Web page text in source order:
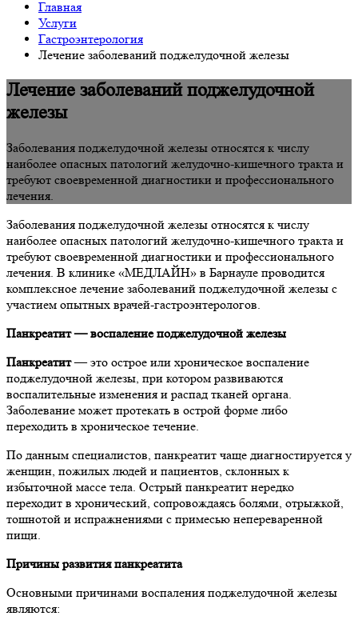
Главная
Услуги
Гастроэнтерология
Лечение заболеваний поджелудочной железы
Лечение заболеваний поджелудочной
железы
Заболевания поджелудочной железы относятся к числу
наиболее опасных патологий желудочно-кишечного тракта и
требуют своевременной диагностики и профессионального
лечения.
Заболевания поджелудочной железы относятся к числу
наиболее опасных патологий желудочно-кишечного тракта и
требуют своевременной диагностики и профессионального
лечения. В клинике «МЕДЛАЙН» в Барнауле проводится
комплексное лечение заболеваний поджелудочной железы с
участием опытных врачей-гастроэнтерологов.
Панкреатит — воспаление поджелудочной железы
Панкреатит— это острое или хроническое воспаление
поджелудочной железы, при котором развиваются
воспалительные изменения и распад тканей органа.
Заболевание может протекать в острой форме либо
переходить в хроническое течение.
По данным специалистов, панкреатит чаще диагностируется у
женщин, пожилых людей и пациентов, склонных к
избыточной массе тела. Острый панкреатит нередко
переходит в хронический, сопровождаясь болями, отрыжкой,
тошнотой и испражнениями с примесью непереваренной
пищи.
Причины развития панкреатита
Основными причинами воспаления поджелудочной железы
являются: